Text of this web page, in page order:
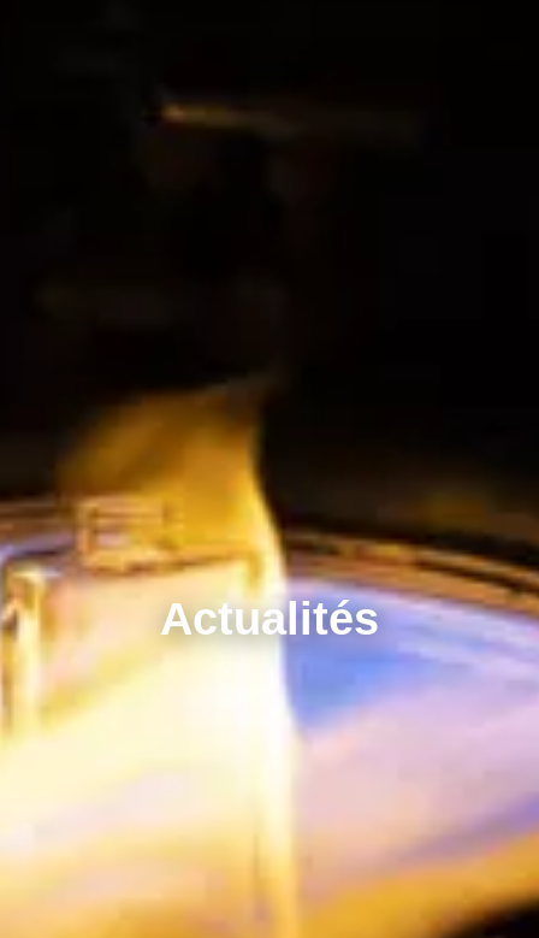
Actualités